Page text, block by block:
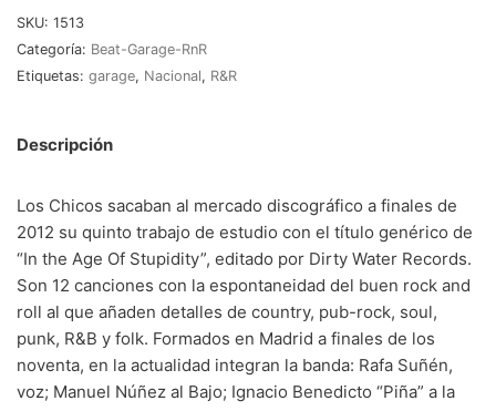
VVAA
En oferta
20s(0)
40s (2)
50s(117)
60s (895)
70s(1174)
80s(155)
SKU: 1513
Categoría: Beat-Garage-RnR
Etiquetas: garage, Nacional, R&R
Descripción
Los Chicos sacaban al mercado discográfico a finales de
2012 su quinto trabajo de estudio con el título genérico de
“In the Age Of Stupidity”, editado por Dirty Water Records.
Son 12 canciones con la espontaneidad del buen rock and
roll al que añaden detalles de country, pub-rock, soul,
punk, R&B y folk. Formados en Madrid a finales de los
noventa, en la actualidad integran la banda: Rafa Suñén,
voz; Manuel Núñez al Bajo; Ignacio Benedicto “Piña” a la